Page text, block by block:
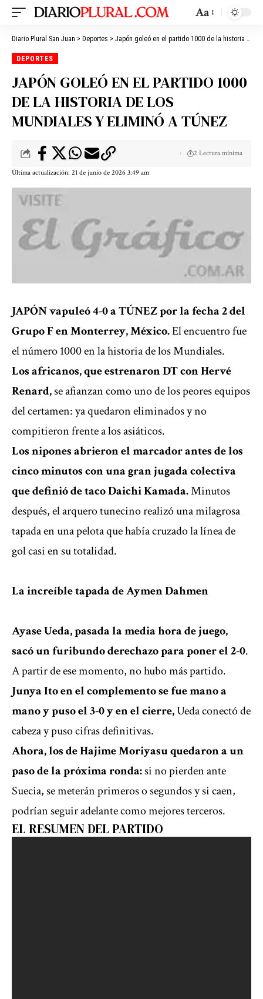
Aa
Diario Plural San Juan > Deportes > Japón goleó en el partido 1000 de la historia de los Mundiales y eliminó a Túnez
DEPORTES
JAPÓN GOLEÓ EN EL PARTIDO 1000
DE LA HISTORIA DE LOS
MUNDIALES Y ELIMINÓ A TÚNEZ
Última actualización: 21 de junio de 2026 3:49 am
2 Lectura mínima
JAPÓN vapuleó 4-0 a TÚNEZ por la fecha 2 del
Grupo F en Monterrey, México.El encuentro fue
el número 1000 en la historia de los Mundiales.
Los africanos, que estrenaron DT con Hervé
Renard,se afianzan como uno de los peores equipos
del certamen: ya quedaron eliminados y no
compitieron frente a los asiáticos.
Los nipones abrieron el marcador antes de los
cinco minutos con una gran jugada colectiva
que definió de taco Daichi Kamada.Minutos
después, el arquero tunecino realizó una milagrosa
tapada en una pelota que había cruzado la línea de
gol casi en su totalidad.
La increíble tapada de Aymen Dahmen
Ayase Ueda, pasada la media hora de juego,
sacó un furibundo derechazo para poner el 2-0.
A partir de ese momento, no hubo más partido.
Junya Ito en el complemento se fue mano a
mano y puso el 3-0 y en el cierre,Ueda conectó de
cabeza y puso cifras definitivas.
Ahora, los de Hajime Moriyasu quedaron a un
paso de la próxima ronda:si no pierden ante
Suecia, se meterán primeros o segundos y si caen,
podrían seguir adelante como mejores terceros.
EL RESUMEN DEL PARTIDO